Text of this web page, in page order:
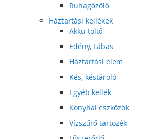
Ruhagőzölő
Háztartási kellékek
Akku töltő
Edény, Lábas
Háztartási elem
Kés, késtároló
Egyéb kellék
Konyhai eszközök
Vízszűrő tartozék